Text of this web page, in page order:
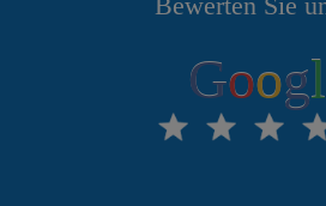
Bewerten Sie
Googl